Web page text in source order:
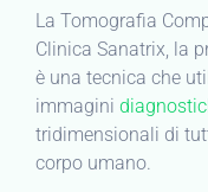
La Tomografia
Clinica Sanatrix, la
è una tecnica che
immagini
tridimensionali di
corpo umano.